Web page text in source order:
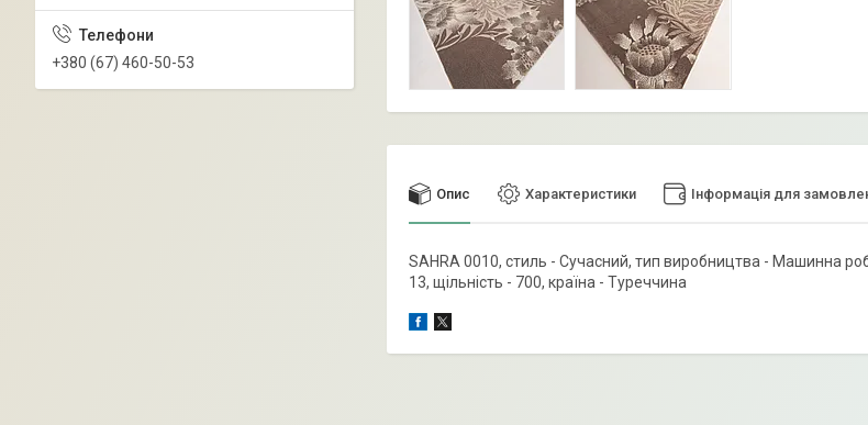
Опис Характеристики Інформація для
SAHRA 0010, стиль - Сучасний, тип виробництва - Машинна
13, щільність - 700, країна - Туреччина
+380 (67) 460-50-53